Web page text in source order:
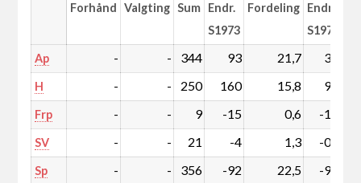
Forhånd Valgting Sum Endr.
S1973
Fordeling Endr.
S1973
Ap - - 344 93 21,7 3,7
H - - 250 160 15,8 9,3
Frp - - 9 -15 0,6 -1,2
SV - - 21 -4 1,3 -0,5
Sp - - 356 -92 22,5 -9,7